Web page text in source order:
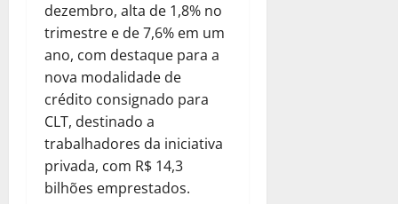
dezembro, alta de 1,8% no
trimestre e de 7,6% em um
ano, com destaque para a
nova modalidade de
crédito consignado para
CLT, destinado a
trabalhadores da iniciativa
privada, com R$ 14,3
bilhões emprestados.